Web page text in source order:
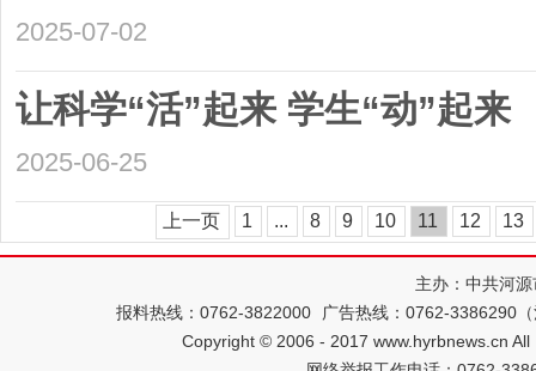
2025-07-02
让科学“活”起来 学生“动”起来
2025-06-25
上一页 1 ... 8 9 10 11 12 13